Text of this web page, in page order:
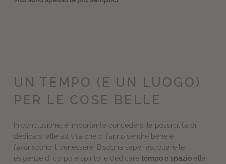
UN TEMPO (E UN LUOGO)
PER LE COSE BELLE
In conclusione, è importante concedersi la possibilità di
dedicarsi alle attività che ci fanno sentire bene e
favoriscono il benessere. Bisogna saper ascoltare le
esigenze di corpo e spirito, e dedicare tempo e spazioalla